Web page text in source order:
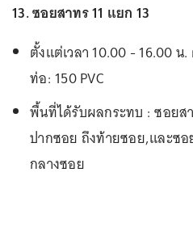
13. ซอยสาทร 11 แยก 13
ตั้งแต่เวลา 10.00 - 16.00
ท่อ: 150 PVC
พื้นที่ได้รับผลกระทบ : ซอยส
ปากซอย ถึงท้ายซอย,และซอ
กลางซอย